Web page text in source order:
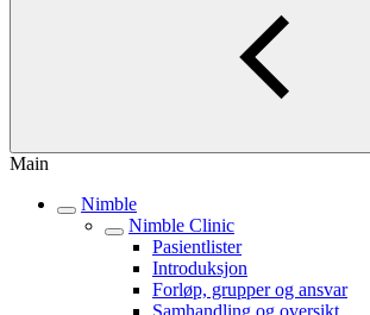
Main
Nimble
Nimble Clinic
Pasientlister
Introduksjon
Forløp, grupper og ansvar
Samhandling og oversikt